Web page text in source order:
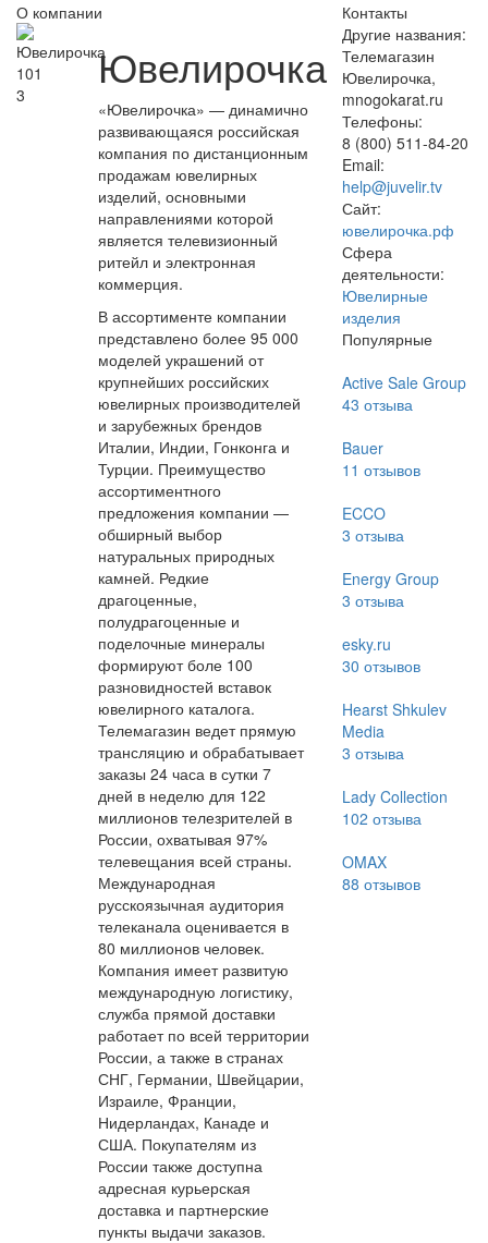
О компании
101
3
Ювелирочка
«Ювелирочка» — динамично
развивающаяся российская
компания по дистанционным
продажам ювелирных
изделий, основными
направлениями которой
является телевизионный
ритейл и электронная
коммерция.
В ассортименте компании
представлено более 95 000
моделей украшений от
крупнейших российских
ювелирных производителей
и зарубежных брендов
Италии, Индии, Гонконга и
Турции. Преимущество
ассортиментного
предложения компании —
обширный выбор
натуральных природных
камней. Редкие
драгоценные,
полудрагоценные и
поделочные минералы
формируют боле 100
разновидностей вставок
ювелирного каталога.
Телемагазин ведет прямую
трансляцию и обрабатывает
заказы 24 часа в сутки 7
дней в неделю для 122
миллионов телезрителей в
России, охватывая 97%
телевещания всей страны.
Международная
русскоязычная аудитория
телеканала оценивается в
80 миллионов человек.
Компания имеет развитую
международную логистику,
служба прямой доставки
работает по всей территории
России, а также в странах
СНГ, Германии, Швейцарии,
Израиле, Франции,
Нидерландах, Канаде и
США. Покупателям из
России также доступна
адресная курьерская
доставка и партнерские
пункты выдачи заказов.
Контакты
Другие названия:
Телемагазин
Ювелирочка,
mnogokarat.ru
Телефоны:
8 (800) 511-84-20
Email:
help@juvelir.tv
Сайт:
ювелирочка.рф
Сфера
деятельности:
Ювелирные
изделия
Популярные
Active Sale Group
43 отзыва
Bauer
11 отзывов
ECCO
3 отзыва
Energy Group
3 отзыва
esky.ru
30 отзывов
Hearst Shkulev
Media
3 отзыва
Lady Collection
102 отзыва
OMAX
88 отзывов